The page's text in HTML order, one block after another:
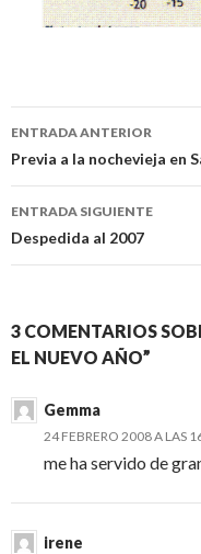
Navegación
de
entradas
ENTRADA ANTERIOR
Previa a la nochevieja en
ENTRADA SIGUIENTE
Despedida al 2007
3 COMENTARIOS
EL NUEVO AÑO”
Gemma
24 FEBRERO 2008 A LAS
me ha servido de
irene